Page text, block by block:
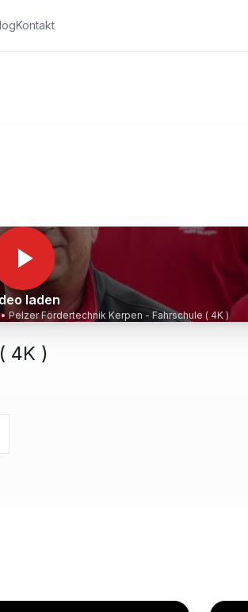
Kontakt
laden
•Pelzer Fördertechnik Kerpen - Fahrschule ( 4K )
4K )